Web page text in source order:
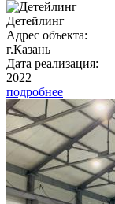
Детейлинг
Адрес объекта:
г.Казань
Дата реализация:
2022
подробнее